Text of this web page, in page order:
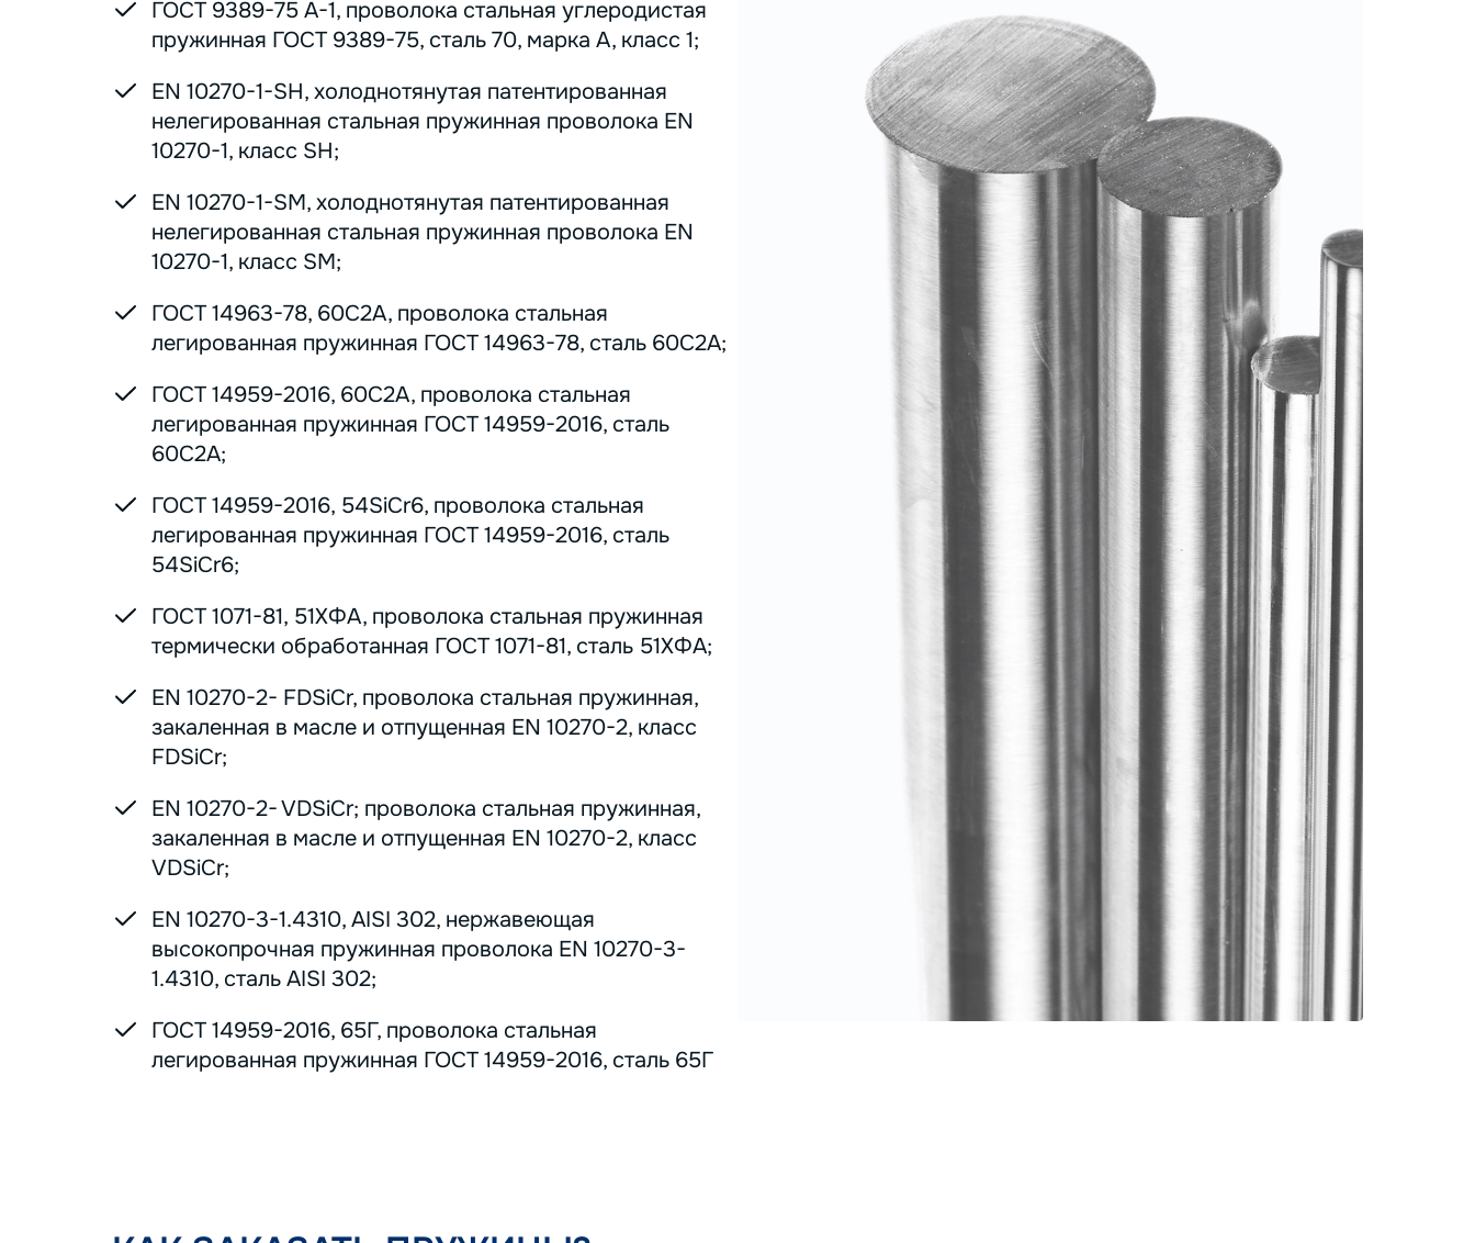
ГОСТ 9389-75 А-1, проволока стальная углеродистая
пружинная ГОСТ 9389-75, сталь 70, марка А, класс 1;
EN 10270-1-SH, холоднотянутая патентированная
нелегированная стальная пружинная проволока EN
10270-1, класс SH;
EN 10270-1-SM, холоднотянутая патентированная
нелегированная стальная пружинная проволока EN
10270-1, класс SM;
ГОСТ 14963-78, 60С2А, проволока стальная
легированная пружинная ГОСТ 14963-78, сталь 60С2А;
ГОСТ 14959-2016, 60С2А, проволока стальная
легированная пружинная ГОСТ 14959-2016, сталь
60С2А;
ГОСТ 14959-2016, 54SiCr6, проволока стальная
легированная пружинная ГОСТ 14959-2016, сталь
54SiCr6;
ГОСТ 1071-81, 51ХФА, проволока стальная пружинная
термически обработанная ГОСТ 1071-81, сталь 51ХФА;
EN 10270-2- FDSiCr, проволока стальная пружинная,
закаленная в масле и отпущенная EN 10270-2, класс
FDSiCr;
EN 10270-2- VDSiCr; проволока стальная пружинная,
закаленная в масле и отпущенная EN 10270-2, класс
VDSiCr;
EN 10270-3-1.4310, AISI 302, нержавеющая
высокопрочная пружинная проволока EN 10270-3-
1.4310, сталь AISI 302;
ГОСТ 14959-2016, 65Г, проволока стальная
легированная пружинная ГОСТ 14959-2016, сталь 65Г